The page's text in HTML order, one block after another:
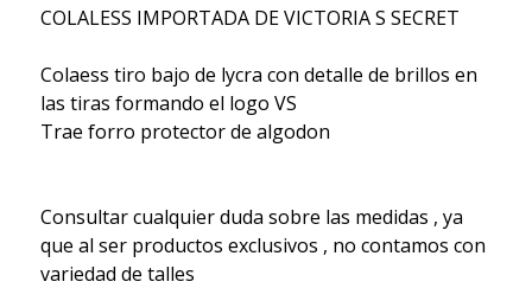
COLALESS IMPORTADA DE VICTORIA S SECRET
Colaess tiro bajo de lycra con detalle de brillos en
las tiras formando el logo VS
Trae forro protector de algodon
Consultar cualquier duda sobre las medidas , ya
que al ser productos exclusivos , no contamos con
variedad de talles